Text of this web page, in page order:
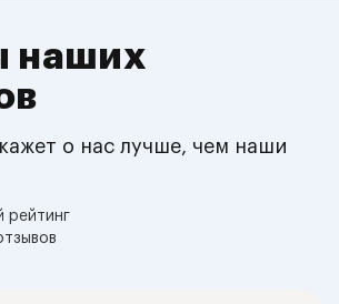
наших
о нас лучше, чем наши